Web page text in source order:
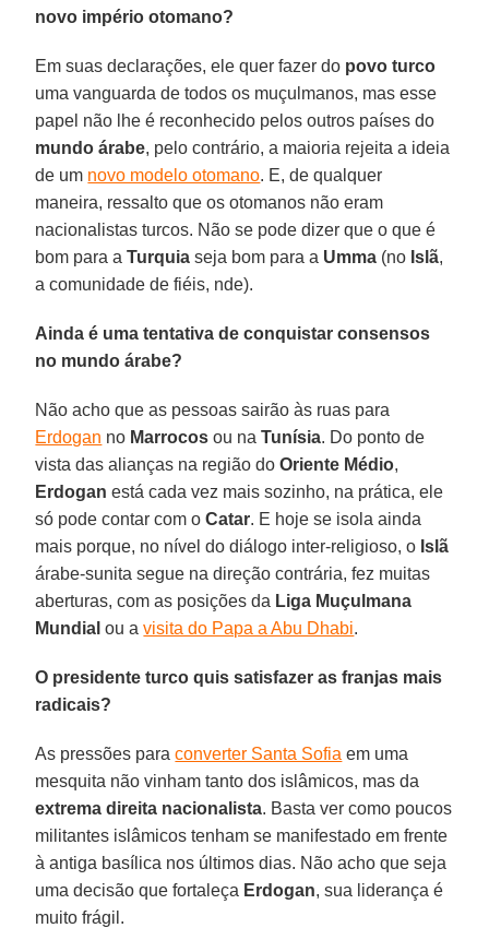
novo império otomano?
Em suas declarações, ele quer fazer do povo turco
uma vanguarda de todos os muçulmanos, mas esse
papel não lhe é reconhecido pelos outros países do
mundo árabe, pelo contrário, a maioria rejeita a ideia
de um novo modelo otomano. E, de qualquer
maneira, ressalto que os otomanos não eram
nacionalistas turcos. Não se pode dizer que o que é
bom para aTurquia seja bom para a Umma (no Islã,
a comunidade de fiéis, nde).
Ainda é uma tentativa de conquistar consensos
no mundo árabe?
Não acho que as pessoas sairão às ruas para
Erdogan no Marrocos ou naTunísia. Do ponto de
vista das alianças na região doOriente Médio,
Erdogan está cada vez mais sozinho, na prática, ele
só pode contar com oCatar. E hoje se isola ainda
mais porque, no nível do diálogo inter-religioso, o Islã
árabe-sunita segue na direção contrária, fez muitas
aberturas, com as posições da Liga Muçulmana
Mundial ou avisita do Papa a Abu Dhabi.
O presidente turco quis satisfazer as franjas mais
radicais?
As pressões paraconverter Santa Sofia em uma
mesquita não vinham tanto dos islâmicos, mas da
extrema direita nacionalista. Basta ver como poucos
militantes islâmicos tenham se manifestado em frente
à antiga basílica nos últimos dias. Não acho que seja
uma decisão que fortaleça Erdogan, sua liderança é
muito frágil.